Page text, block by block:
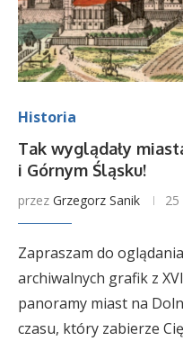
Historia
Tak wyglądały
i Górnym Śląsku!
przez Grzegorz Sanik 25
Zapraszam do
archiwalnych grafik z
panoramy miast na
czasu, który zabierze